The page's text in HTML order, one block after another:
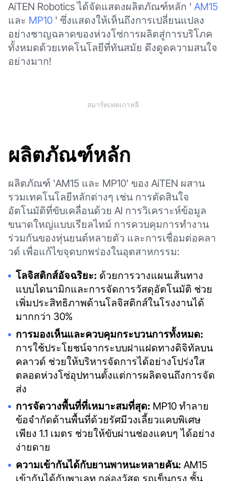
AiTEN Robotics ได้จัดแสดงผลิตภัณฑ์หลัก ' AM15
และ MP10' ซึ่งแสดงให้เห็นถึงการเปลี่ยนแปลง
อย่างชาญฉลาดของห่วงโซ่การผลิตสู่การบริโภค
ทั้งหมดด้วยเทคโนโลยีที่ทันสมัย ดึงดูดความสนใจ
อย่างมาก!
สมาร์ทเทคเกาหลี
ผลิตภัณฑ์หลัก
ผลิตภัณฑ์ 'AM15 และ MP10' ของ AiTEN ผสาน
รวมเทคโนโลยีหลักต่างๆ เช่น การตัดสินใจ
อัตโนมัติที่ขับเคลื่อนด้วย AI การวิเคราะห์ข้อมูล
ขนาดใหญ่แบบเรียลไทม์ การควบคุมการทำงาน
ร่วมกันของหุ่นยนต์หลายตัว และการเชื่อมต่อคลา
วด์ เพื่อแก้ไขจุดบกพร่องในอุตสาหกรรม:
โลจิสติกส์อัจฉริยะ: ด้วยการวางแผนเส้นทาง
แบบไดนามิกและการจัดการวัสดุอัตโนมัติ ช่วย
เพิ่มประสิทธิภาพด้านโลจิสติกส์ในโรงงานได้
มากกว่า 30%
การมองเห็นและควบคุมกระบวนการทั้งหมด:
การใช้ประโยชน์จากระบบฝาแฝดทางดิจิทัลบน
คลาวด์ ช่วยให้บริหารจัดการได้อย่างโปร่งใส
ตลอดห่วงโซ่อุปทานตั้งแต่การผลิตจนถึงการจัด
ส่ง
การจัดวางพื้นที่ที่เหมาะสมที่สุด: MP10 ทำลาย
ข้อจำกัดด้านพื้นที่ด้วยรัศมีวงเลี้ยวแคบพิเศษ
เพียง 1.1 เมตร ช่วยให้ขับผ่านช่องแคบๆ ได้อย่าง
ง่ายดาย
ความเข้ากันได้กับยานพาหนะหลายคัน: AM15